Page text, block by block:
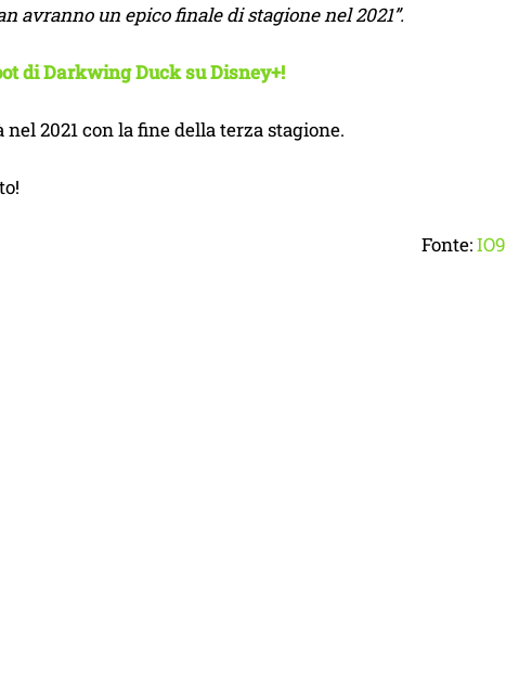
avranno un epico finale di stagione nel 2021”.
di Darkwing Duck su Disney+!
2021 con la fine della terza stagione.
Fonte:IO9